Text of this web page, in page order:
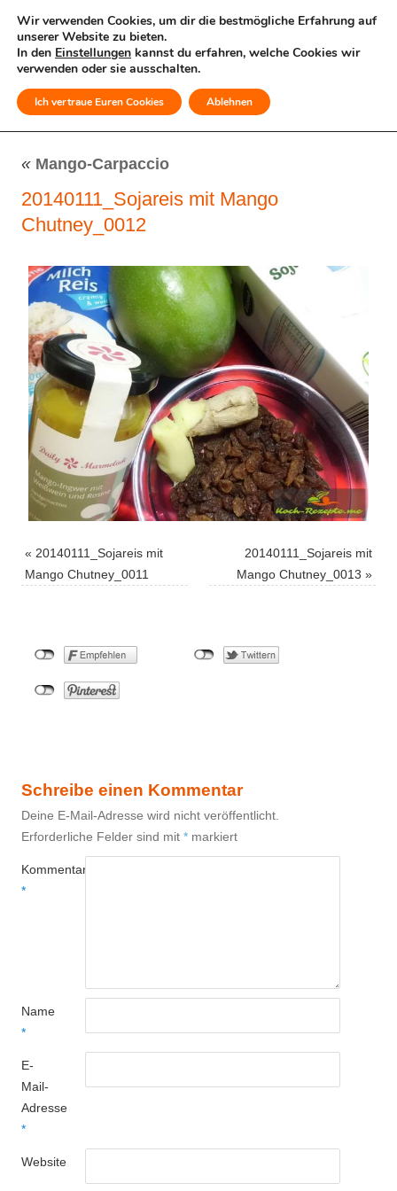
MENÜ
« Mango-Carpaccio
20140111_Sojareis mit Mango
Chutney_0012
« 20140111_Sojareis mit
Mango Chutney_0011
20140111_Sojareis mit
Mango Chutney_0013 »
Schreibe einen Kommentar
Deine E-Mail-Adresse wird nicht veröffentlicht.
Erforderliche Felder sind mit * markiert
Kommentar
*
Name
*
E-
Mail-
Adresse
*
Website
Wir verwenden Cookies, um dir die bestmögliche Erfahrung auf
unserer Website zu bieten.
In den Einstellungen kannst du erfahren, welche Cookies wir
verwenden oder sie ausschalten.
Ich vertraue Euren Cookies Ablehnen